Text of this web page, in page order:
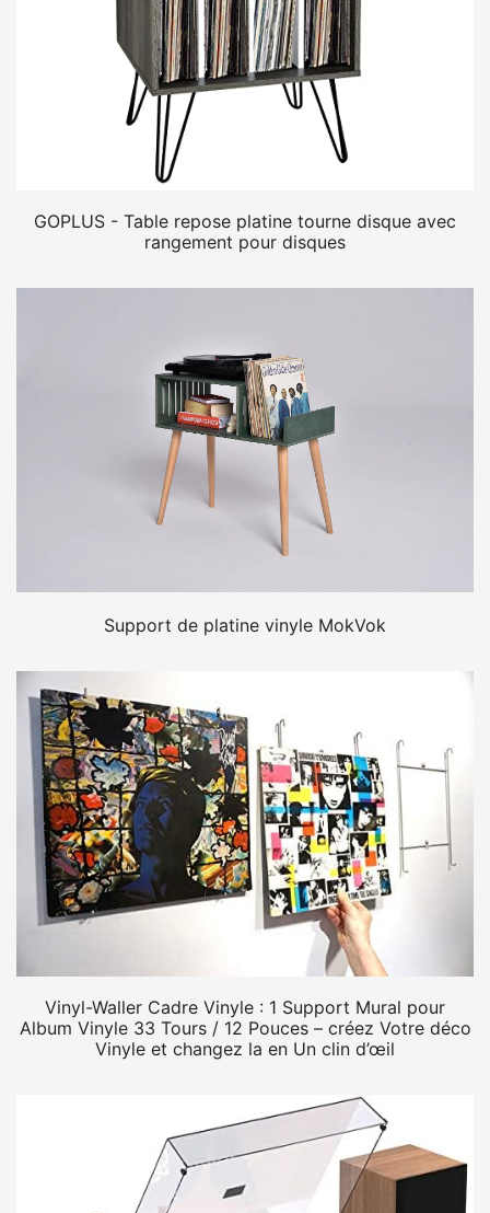
GOPLUS - Table repose platine tourne disque avec
rangement pour disques
Support de platine vinyle MokVok
Vinyl-Waller Cadre Vinyle : 1 Support Mural pour
Album Vinyle 33 Tours / 12 Pouces – créez Votre déco
Vinyle et changez la en Un clin d’œil